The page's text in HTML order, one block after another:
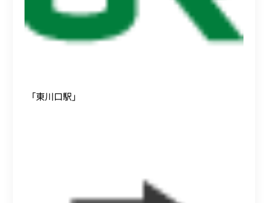
「東川口駅」